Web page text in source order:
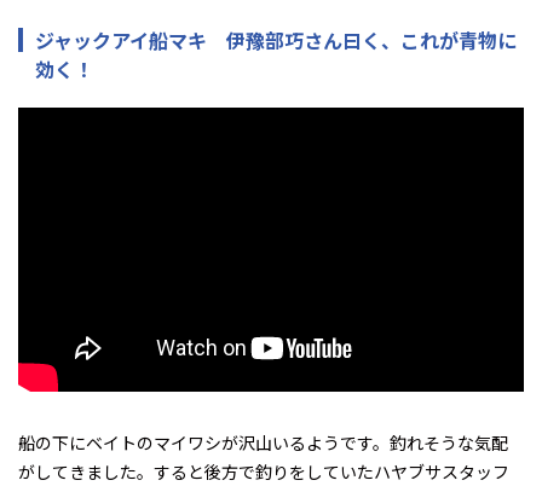
ジャックアイ船マキ 伊豫部巧さん曰く、これが青物に
効く！
船の下にベイトのマイワシが沢山いるようです。釣れそうな気配
がしてきました。すると後方で釣りをしていたハヤブサスタッフ